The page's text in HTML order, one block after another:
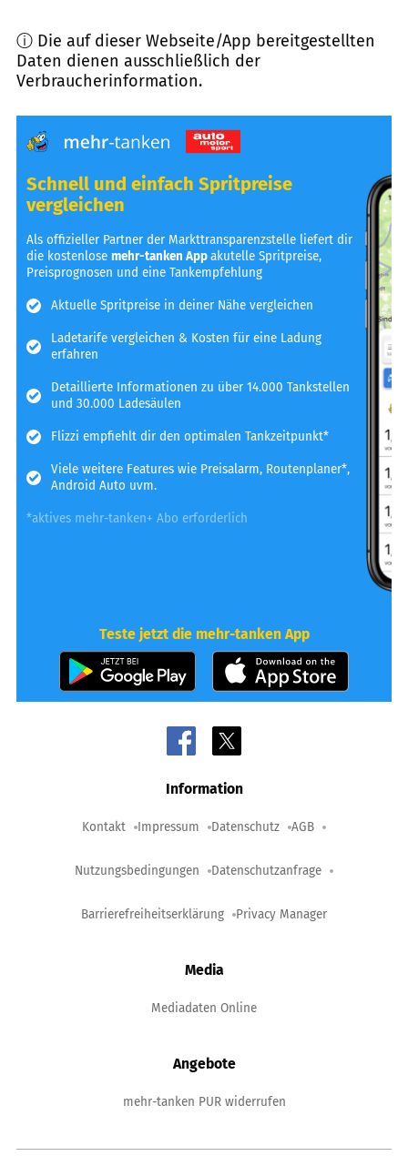
ⓘ Die auf dieser Webseite/App bereitgestellten
Daten dienen ausschließlich der
Verbraucherinformation.
Schnell und einfach Spritpreise
vergleichen
Als offizieller Partner der Markttransparenzstelle liefert dir
die kostenlosemehr-tanken Appakutelle Spritpreise,
Preisprognosen und eine Tankempfehlung
Aktuelle Spritpreise in deiner Nähe vergleichen
Ladetarife vergleichen & Kosten für eine Ladung
erfahren
Detaillierte Informationen zu über 14.000 Tankstellen
und 30.000 Ladesäulen
Flizzi empfiehlt dir den optimalen Tankzeitpunkt*
Viele weitere Features wie Preisalarm, Routenplaner*,
Android Auto uvm.
*aktives mehr-tanken+ Abo erforderlich
Teste jetzt die mehr-tanken App
Information
Kontakt Impressum Datenschutz AGB
Nutzungsbedingungen Datenschutzanfrage
Barrierefreiheitserklärung Privacy Manager
Media
Mediadaten Online
Angebote
mehr-tanken PUR widerrufen